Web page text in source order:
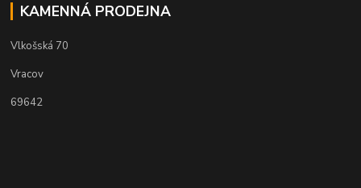
KAMENNÁ PRODEJNA
Vlkošská 70
Vracov
69642